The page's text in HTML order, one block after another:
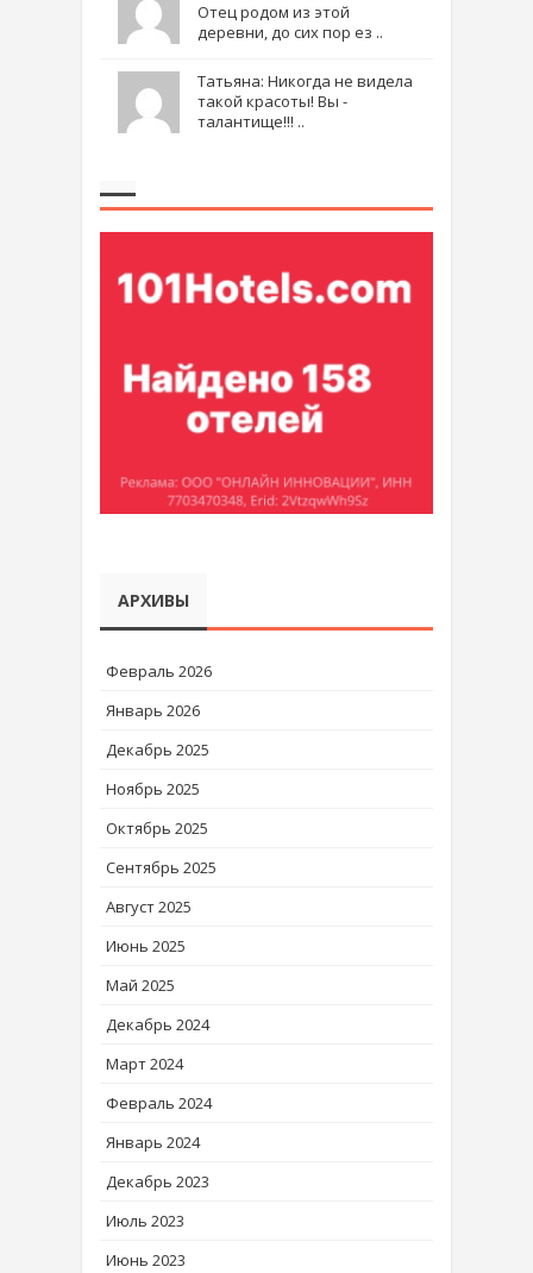
Отец родом из этой
деревни, до сих пор ез ..
Татьяна: Никогда не видела
такой красоты! Вы -
талантище!!! ..
АРХИВЫ
Февраль 2026
Январь 2026
Декабрь 2025
Ноябрь 2025
Октябрь 2025
Сентябрь 2025
Август 2025
Июнь 2025
Май 2025
Декабрь 2024
Март 2024
Февраль 2024
Январь 2024
Декабрь 2023
Июль 2023
Июнь 2023